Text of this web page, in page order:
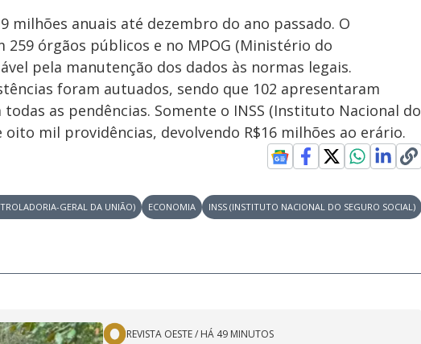
milhões anuais até dezembro do ano passado. O
órgãos públicos e no MPOG (Ministério do
pela manutenção dos dados às normas legais.
foram autuados, sendo que 102 apresentaram
as pendências. Somente o INSS (Instituto Nacional do
oito mil providências, devolvendo R$16 milhões ao erário.
GERAL DA UNIÃO) ECONOMIA INSS (INSTITUTO NACIONAL DO SEGURO SOCIAL)
REVISTA OESTE/ HÁ 49 MINUTOS